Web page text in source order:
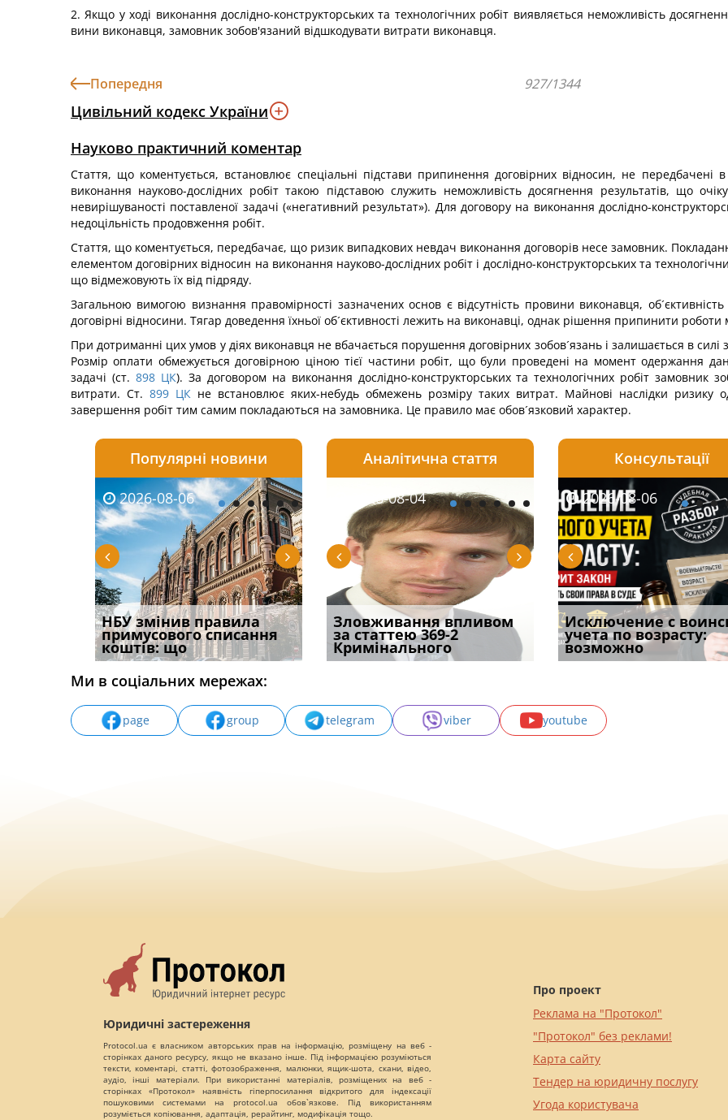
2. Якщо у ході виконання дослідно-конструкторських та технологічних робіт виявляється неможливість
вини виконавця, замовник зобов'язаний відшкодувати витрати виконавця.
Попередня 927/1344
Цивільний кодекс України
Науково практичний коментар
Стаття, що коментується, встановлює спеціальні підстави припинення договірних відносин, не передбачені
виконання науково-дослідних робіт такою підставою служить неможливість досягнення результатів, що
невирішуваності поставленої задачі («негативний результат»). Для договору на виконання дослідно-
недоцільність продовження робіт.
Стаття, що коментується, передбачає, що ризик випадкових невдач виконання договорів несе замовник.
елементом договірних відносин на виконання науково-дослідних робіт і дослідно-конструкторських та
що відмежовують їх від підряду.
Загальною вимогою визнання правомірності зазначених основ є відсутність провини виконавця,
договірні відносини. Тягар доведення їхньої об´єктивності лежить на виконавці, однак рішення припинити
При дотриманні цих умов у діях виконавця не вбачається порушення договірних зобов´язань і залишається в силі
Розмір оплати обмежується договірною ціною тієї частини робіт, що були проведені на момент одержання
задачі (ст. 898 ЦК). За договором на виконання дослідно-конструкторських та технологічних робіт замовник
витрати. Ст. 899 ЦК не встановлює яких-небудь обмежень розміру таких витрат. Майнові наслідки ризику
завершення робіт тим самим покладаються на замовника. Це правило має обов´язковий характер.
Популярні новини
2026-08-06
НБУ змінив правила
примусового списання
коштів: що
2026-08-06
Якщо суд встановив для
відшкодування шкоди
наявніс
2026-08-06
Документи, на яких не
проставляється
апостиль: пер
Аналітична стаття
2026-08-03
Водії можуть отримати
компенсацію за
незаконні дії
2026-08-04
Зловживання впливом
за статтею 369-2
Кримінального
2026-08-04
Переоформлення
відстрочки за іншою
підставою: нов
Консультації
2026-08-05
Особливості захисту у
кримінальному
провадженні: я
2026-08-06
Исключение с
учета по возрасту:
возможно
2026-07-30
Восьмий ААС
підтвердив, що
може скас
Ми в соціальних мережах:
page group telegram viber youtube
Юридичні застереження
Protocol.ua є власником авторських прав на інформацію, розміщену на веб -
сторінках даного ресурсу, якщо не вказано інше. Під інформацією розуміються
тексти, коментарі, статті, фотозображення, малюнки, ящик-шота, скани, відео,
аудіо, інші матеріали. При використанні матеріалів, розміщених на веб -
сторінках «Протокол» наявність гіперпосилання відкритого для індексації
пошуковими системами на protocol.ua обов`язкове. Під використанням
розуміється копіювання, адаптація, рерайтинг, модифікація тощо.
Про проект
Реклама на "Протокол"
"Протокол" без реклами!
Карта сайту
Тендер на юридичну послугу
Угода користувача